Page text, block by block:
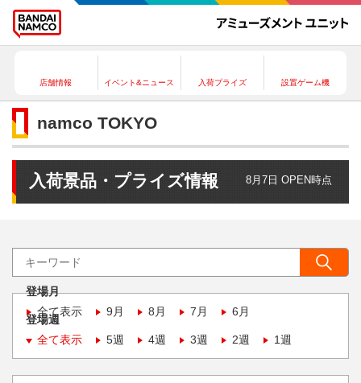
店舗情報 イベント&ニュース 入荷プライズ 設置ゲーム機
namco TOKYO
入荷景品・プライズ情報 8月7日 OPEN時点
登場月
全て表示
9月 8月 7月 6月
登場週
全て表示
5週 4週 3週 2週 1週